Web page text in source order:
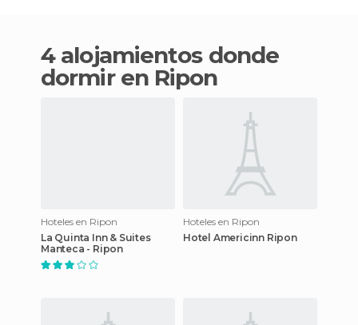
4 alojamientos donde
dormir en Ripon
Hoteles en Ripon
La Quinta Inn & Suites
Manteca - Ripon
Hoteles en Ripon
Hotel Americinn Ripon